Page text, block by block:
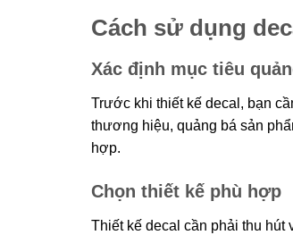
Cách sử dụng
Xác định mục tiêu
Trước khi thiết kế decal, bạn
thương hiệu, quảng bá sản
hợp.
Chọn thiết kế phù hợp
Thiết kế decal cần phải thu hút